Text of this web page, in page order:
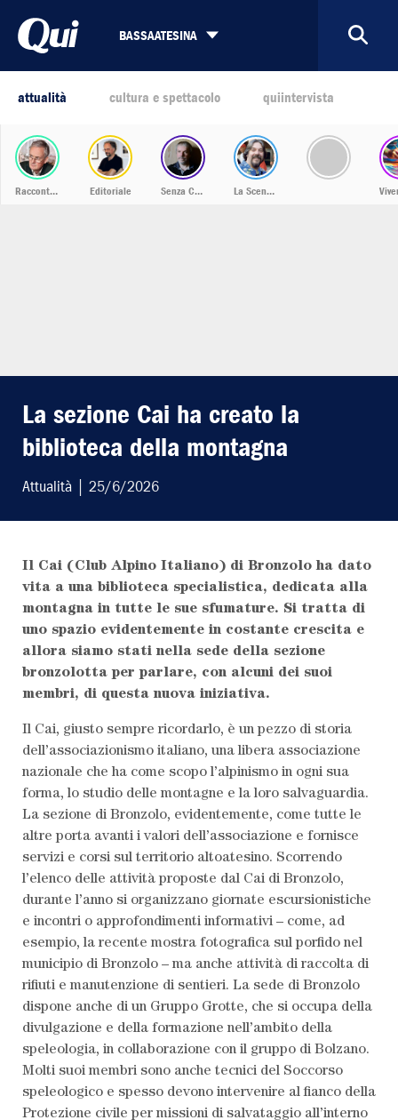
BASSAATESINA
LEGGI L'ULTIMO
SCRIVI AL
ABBONATI AL
attualità cultura e spettacolo quiintervista
La sezione Cai ha creato la
biblioteca della montagna
Attualità | 25/6/2026
Il Cai (Club Alpino Italiano) di Bronzolo ha dato
vita a una biblioteca specialistica, dedicata alla
montagna in tutte le sue sfumature. Si tratta di
uno spazio evidentemente in costante crescita e
allora siamo stati nella sede della sezione
bronzolotta per parlare, con alcuni dei suoi
membri, di questa nuova iniziativa.
Il Cai, giusto sempre ricordarlo, è un pezzo di storia
dell’associazionismo italiano, una libera associazione
nazionale che ha come scopo l’alpinismo in ogni sua
forma, lo studio delle montagne e la loro salvaguardia.
La sezione di Bronzolo, evidentemente, come tutte le
altre porta avanti i valori dell’associazione e fornisce
servizi e corsi sul territorio altoatesino. Scorrendo
l’elenco delle attività proposte dal Cai di Bronzolo,
durante l’anno si organizzano giornate escursionistiche
e incontri o approfondimenti informativi – come, ad
esempio, la recente mostra fotografica sul porfido nel
municipio di Bronzolo – ma anche attività di raccolta di
rifiuti e manutenzione di sentieri. La sede di Bronzolo
dispone anche di un Gruppo Grotte, che si occupa della
divulgazione e della formazione nell’ambito della
speleologia, in collaborazione con il gruppo di Bolzano.
Molti suoi membri sono anche tecnici del Soccorso
speleologico e spesso devono intervenire al fianco della
Protezione civile per missioni di salvataggio all’interno
Racconti dalla Bassa Editoriale Senza Confini La Scena Musicale